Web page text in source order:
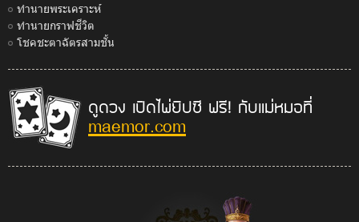
ทำนายพระเคราะห์
ทำนายกราฟชีวิต
โชคชะตาฉัตรสามชั้น
ดูดวง เปิดไพ่ยิปซี ฟรี! กับแม่หมอที่
maemor.com